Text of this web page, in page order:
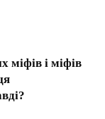
міфів і міфів